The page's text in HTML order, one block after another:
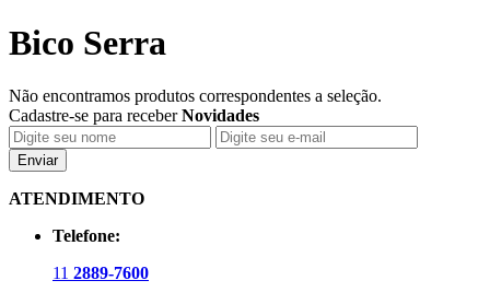
Bico Serra
Não encontramos produtos correspondentes a seleção.
Cadastre-se para receberNovidades
Enviar
ATENDIMENTO
Telefone:
11 2889-7600